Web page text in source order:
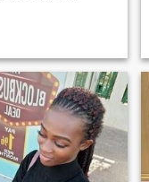
sich die Zeit nehmen,
mehr
zu lernen. PS: Die
und das Gewicht, bin
sicher. Alles, was
ist, dass ich nicht
nicht kurz bin. Bin
und ich habe einige